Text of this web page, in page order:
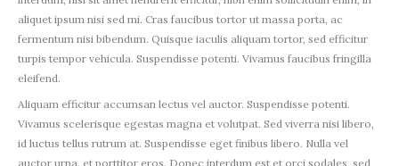
aliquet ipsum nisi sed mi. Cras faucibus tortor ut massa porta, ac
fermentum nisi bibendum. Quisque iaculis aliquam tortor, sed efficitur
turpis tempor vehicula. Suspendisse potenti. Vivamus faucibus fringilla
eleifend.
Aliquam efficitur accumsan lectus vel auctor. Suspendisse potenti.
Vivamus scelerisque egestas magna et volutpat. Sed viverra nisi libero,
id luctus tellus rutrum at. Suspendisse eget finibus libero. Nulla vel
auctor urna, et porttitor eros. Donec interdum est et orci sodales, sed